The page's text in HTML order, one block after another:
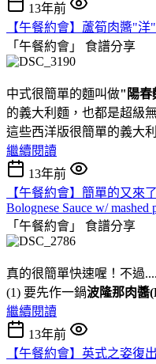
13年前
【午餐約會】蘆筍肉醬"洋
「午餐約會」 食譜分享
中式很簡單的麵叫做"陽春
的義大利麵，也都是超級
這些西洋版很簡單的義大
繼續閱讀
13年前
【午餐約會】簡單的又來
Bolognese Sauce w/ mashed
「午餐約會」 食譜分享
真的很簡單快速喔！不過
(1) 要先作一鍋波隆那肉醬
繼續閱讀
13年前
【午餐約會】英式之姿復